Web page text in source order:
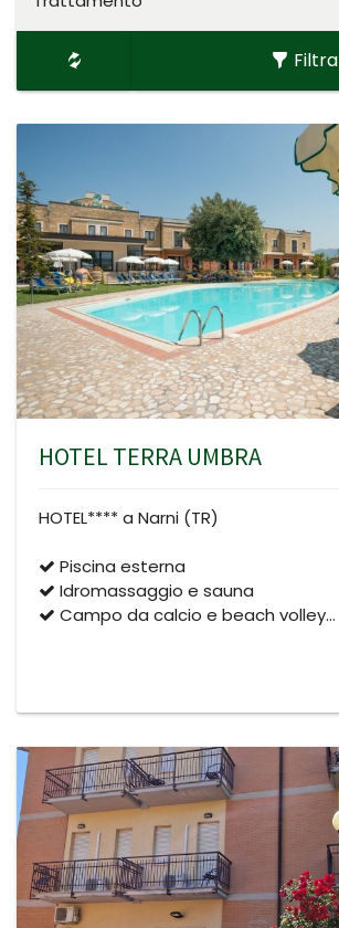
Filtra
HOTEL TERRA UMBRA
HOTEL**** a Narni (TR)
Piscina esterna
Idromassaggio e sauna
Campo da calcio e beach volley…